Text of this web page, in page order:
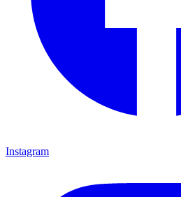
Instagram